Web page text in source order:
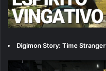
Digimon Story: Time Stranger